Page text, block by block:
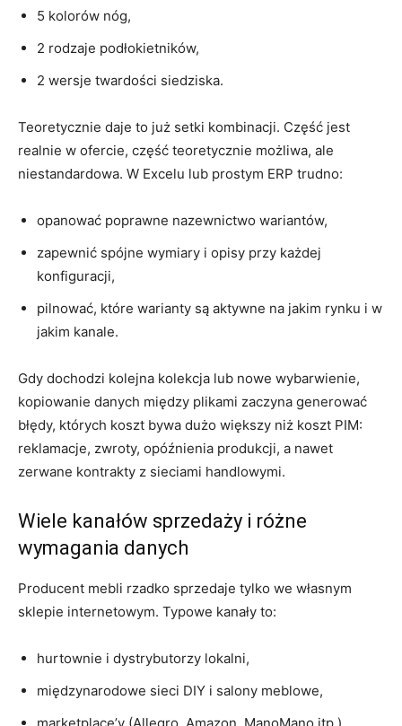
5 kolorów nóg,
2 rodzaje podłokietników,
2 wersje twardości siedziska.
Teoretycznie daje to już setki kombinacji. Część jest
realnie w ofercie, część teoretycznie możliwa, ale
niestandardowa. W Excelu lub prostym ERP trudno:
opanować poprawne nazewnictwo wariantów,
zapewnić spójne wymiary i opisy przy każdej
konfiguracji,
pilnować, które warianty są aktywne na jakim rynku i w
jakim kanale.
Gdy dochodzi kolejna kolekcja lub nowe wybarwienie,
kopiowanie danych między plikami zaczyna generować
błędy, których koszt bywa dużo większy niż koszt PIM:
reklamacje, zwroty, opóźnienia produkcji, a nawet
zerwane kontrakty z sieciami handlowymi.
Wiele kanałów sprzedaży i różne
wymagania danych
Producent mebli rzadko sprzedaje tylko we własnym
sklepie internetowym. Typowe kanały to:
hurtownie i dystrybutorzy lokalni,
międzynarodowe sieci DIY i salony meblowe,